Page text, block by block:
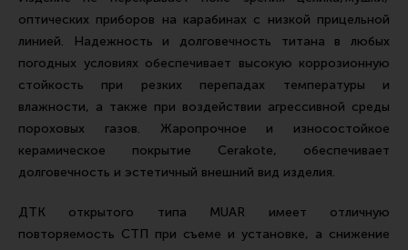
Оружейная химия
Инструменты и другие аксессуары
Шомполы и наборы для чистки
Патчи
Релоадинг
Линия Огня Медиа
оптических приборов на карабинах с низкой прицельной
линией. Надежность и долговечность титана в любых
погодных условиях обеспечивает высокую коррозионную
стойкость при резких перепадах температуры и
влажности, а также при воздействии агрессивной среды
пороховых газов. Жаропрочное и износостойкое
керамическое покрытие Cerakote, обеспечивает
долговечность и эстетичный внешний вид изделия.
ДТК открытого типа MUAR имеет отличную
повторяемость СТП при съеме и установке, а cнижение